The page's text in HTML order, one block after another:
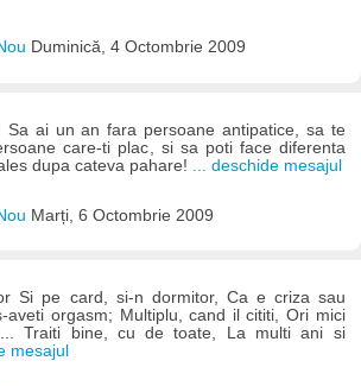
Duminică, 4 Octombrie 2009
Sa ai un an fara persoane antipatice, sa te
care-ti plac, si sa poti face diferenta
dupa cateva pahare!
... deschide mesajul
Marți, 6 Octombrie 2009
Si pe card, si-n dormitor, Ca e criza sau
aveti orgasm; Multiplu, cand il cititi, Ori mici
Traiti bine, cu de toate, La multi ani si
mesajul